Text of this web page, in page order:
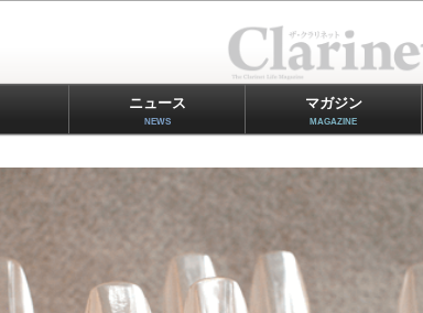
ニュース
NEWS
マガジン
MAGAZINE